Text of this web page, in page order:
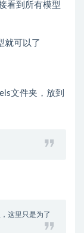
看到所有模型
就可以了
文件夹，放到
这里只是为了